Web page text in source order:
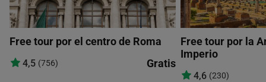
Free tour por el centro de Roma
4,5 (756) Gratis
Free tour por la
Imperio
4,6 (230)